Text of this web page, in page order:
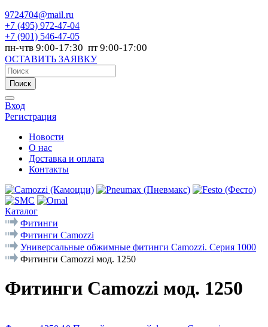
9724704@mail.ru
+7 (495) 972-47-04
+7 (901) 546-47-05
пн-чтв 9:00-17:30 пт 9:00-17:00
ОСТАВИТЬ ЗАЯВКУ
Поиск
Вход
Регистрация
Новости
О нас
Доставка и оплата
Контакты
Каталог
Фитинги
Фитинги Camozzi
Универсальные обжимные фитинги Camozzi. Серия 1000
Фитинги Camozzi мод. 1250
Фитинги Camozzi мод. 1250